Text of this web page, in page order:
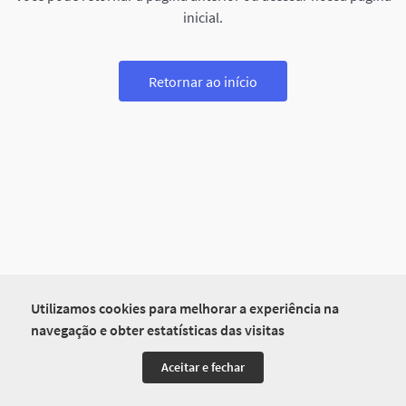
Utilizamos cookies para melhorar a experiência na
navegação e obter estatísticas das visitas
Aceitar e fechar
inicial.
Retornar ao início